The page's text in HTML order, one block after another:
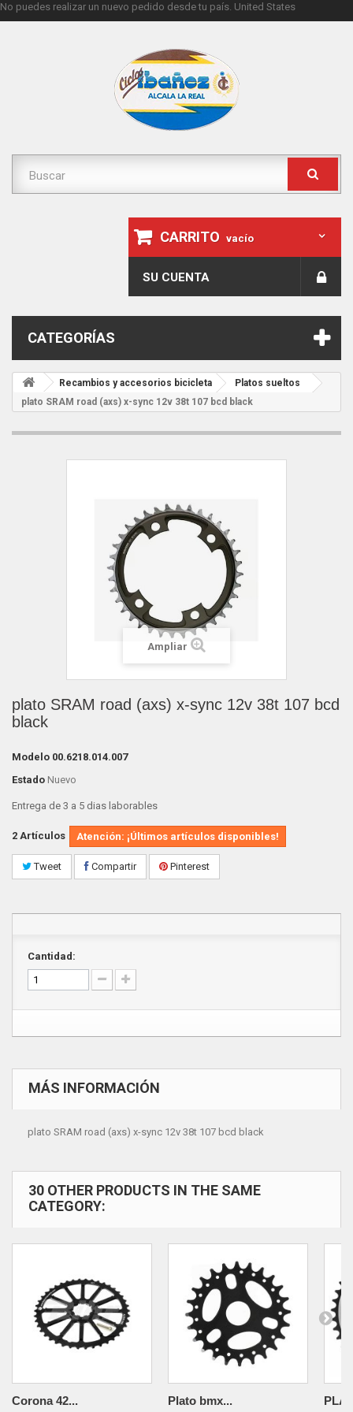
No puedes realizar un nuevo pedido desde tu país. United States
CARRITO vacío
SU CUENTA
CATEGORÍAS
Recambios y accesorios bicicleta
Platos sueltos
plato SRAM road (axs) x-sync 12v 38t 107 bcd black
Ampliar
plato SRAM road (axs) x-sync 12v 38t 107 bcd
black
Modelo 00.6218.014.007
Estado Nuevo
Entrega de 3 a 5 dias laborables
2 Artículos Atención: ¡Últimos artículos disponibles!
Tweet Compartir Pinterest
Cantidad:
MÁS INFORMACIÓN
plato SRAM road (axs) x-sync 12v 38t 107 bcd black
30 OTHER PRODUCTS IN THE SAME
CATEGORY:
Corona 42... Plato bmx...